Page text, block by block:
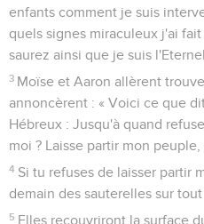
enfants comment je suis
quels signes miraculeux j'ai
saurez ainsi que je suis
3 Moïse et Aaron allèrent
annoncèrent : « Voici ce que
Hébreux : Jusqu'à quand
moi ? Laisse partir mon
4 Si tu refuses de laisser partir
demain des sauterelles sur
5 Elles recouvriront la surface